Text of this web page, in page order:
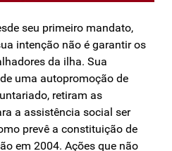
seu primeiro mandato,
intenção não é garantir os
da ilha. Sua
uma autopromoção de
retiram as
a assistência social ser
prevê a constituição de
em 2004. Ações que não